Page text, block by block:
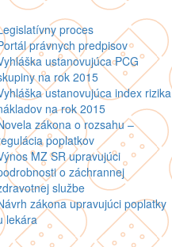
proces
právnych predpisov
ustanovujúca PCG
na rok 2015
ustanovujúca index rizika
na rok 2015
zákona o rozsahu –
poplatkov
MZ SR upravujúci
o záchrannej
službe
zákona upravujúci poplatky
lekára